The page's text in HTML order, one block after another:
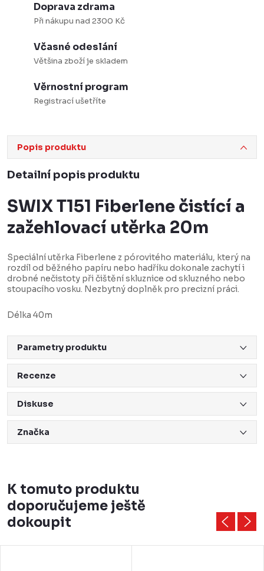
Doprava zdrama
Při nákupu nad 2300 Kč
Včasné odeslání
Většina zboží je skladem
Věrnostní program
Registrací ušetříte
Popis produktu
Detailní popis produktu
SWIX T151 Fiberlene čistící a
zažehlovací utěrka 20m
Speciální utěrka Fiberlene z pórovitého materiálu, který na
rozdíl od běžného papíru nebo hadříku dokonale zachytí i
drobné nečistoty při čištění skluznice od skluzného nebo
stoupacího vosku. Nezbytný doplněk pro precizní práci.
Délka 40m
Parametry produktu
Recenze
Diskuse
Značka
K tomuto produktu
doporučujeme ještě
dokoupit